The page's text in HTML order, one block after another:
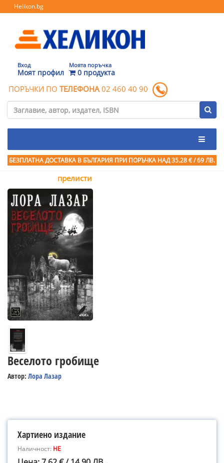
Helikon.bg
Вход
Моят профил
Моята поръчка
0 продукта
ПОРЪЧКИ ПО ТЕЛЕФОНА 02 460 40 90
БЕЗПЛАТНА ДОСТАВКА В БЪЛГАРИЯ ПРИ ПОРЪЧКА НАД 35.28 € / 69 ЛВ.
прелисти
Веселото гробище
Автор: Лора Лазар
Хартиено издание
Наличност: НЕ